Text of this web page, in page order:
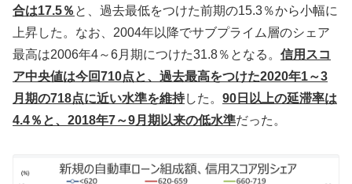
合は17.5％ と、過去最低をつけた前期の15.3％から小幅に
上昇した。なお、2004年以降でサブプライム層のシェア
最高は2006年4～6月期につけた31.8％となる。 信用スコ
ア中央値は今回710点と、過去最高をつけた2020年1～3
月期の718点に近い水準を維持した。 90日以上の延滞率は
4.4％と、2018年7～9月期以来の低水準だった。